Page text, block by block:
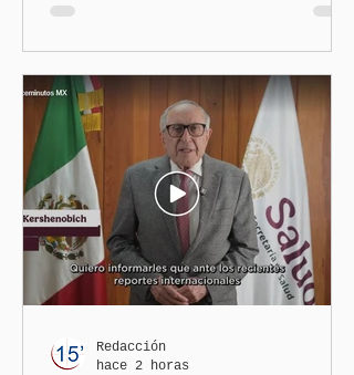
Bojalil y Elvia Graciela
"Grace" Palomares Ramírez,
al considerar que los
comentarios que emitieron
en el podcast "DesCasadas"
contra las personas adultas
mayores no pueden
justificarse como una
simple opinión o una broma.
Redacción
hace 2 horas